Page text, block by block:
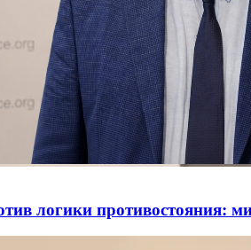
логики противостояния: